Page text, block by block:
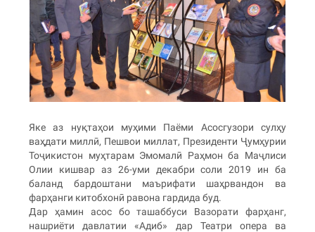
Яке аз нуқтаҳои муҳими Паёми Асосгузори сулҳу
ваҳдати миллӣ, Пешвои миллат, Президенти Ҷумҳурии
Тоҷикистон муҳтарам Эмомалӣ Раҳмон ба Маҷлиси
Олии кишвар аз 26-уми декабри соли 2019 ин ба
баланд бардоштани маърифати шаҳрвандон ва
фарҳанги китобхонӣ равона гардида буд.
Дар ҳамин асос бо ташаббуси Вазорати фарҳанг,
нашриёти давлатии «Адиб» дар Театри опера ва